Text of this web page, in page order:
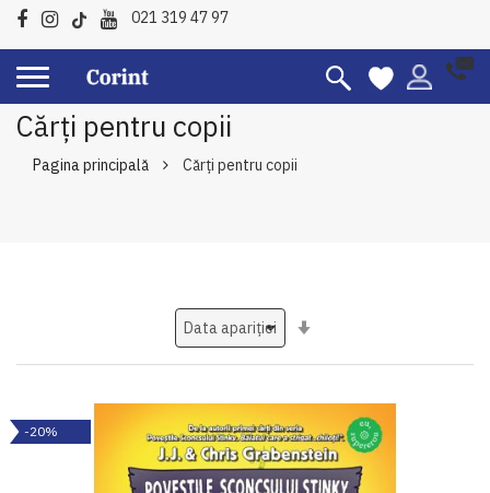
021 319 47 97
Cărți pentru copii
Pagina principală Cărți pentru copii
-20%